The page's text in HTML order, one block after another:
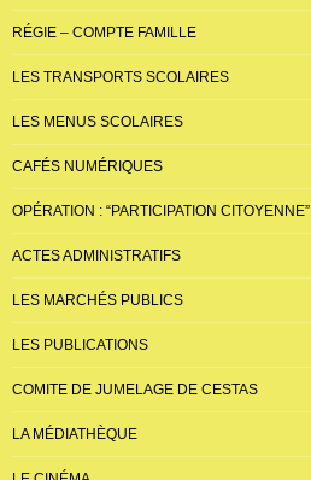
RÉGIE – COMPTE FAMILLE
LES TRANSPORTS SCOLAIRES
LES MENUS SCOLAIRES
CAFÉS NUMÉRIQUES
OPÉRATION : “PARTICIPATION CITOYENNE”
ACTES ADMINISTRATIFS
LES MARCHÉS PUBLICS
LES PUBLICATIONS
COMITE DE JUMELAGE DE CESTAS
LA MÉDIATHÈQUE